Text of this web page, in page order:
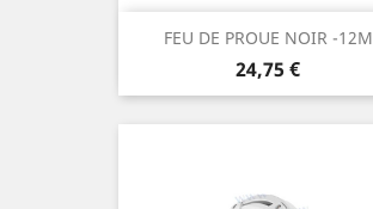
FEU DE PROUE NOIR -12M
Prix
24,75 €